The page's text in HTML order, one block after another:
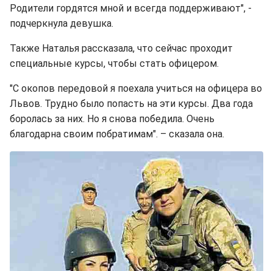
Родители гордятся мной и всегда поддерживают", -
подчеркнула девушка.
Также Наталья рассказала, что сейчас проходит
специальные курсы, чтобы стать офицером.
"С окопов передовой я поехала учиться на офицера во
Львов. Трудно было попасть на эти курсы. Два года
боролась за них. Но я снова победила. Очень
благодарна своим побратимам". – сказала она.